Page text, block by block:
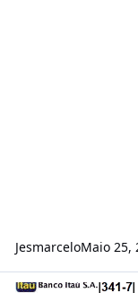
JesmarceloMaio 25,
Seus Problemas